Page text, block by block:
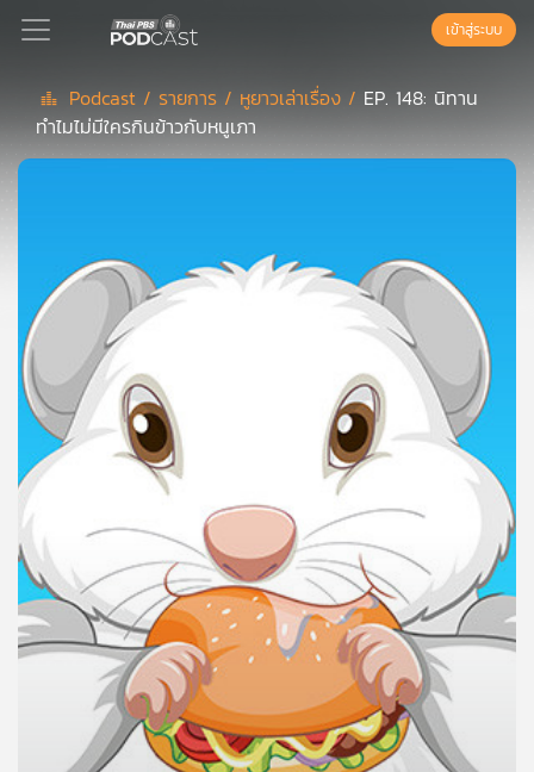
Podcast
สต์
แนะนำ
เพล
ลิ
สต์
ของ
คุณ
เพลง
เข้าสู่ระบบ
Podcast / รายการ / หูยาวเล่าเรื่อง / EP. 148: นิทาน
ทำไมไม่มีใครกินข้าวกับหนูเภา